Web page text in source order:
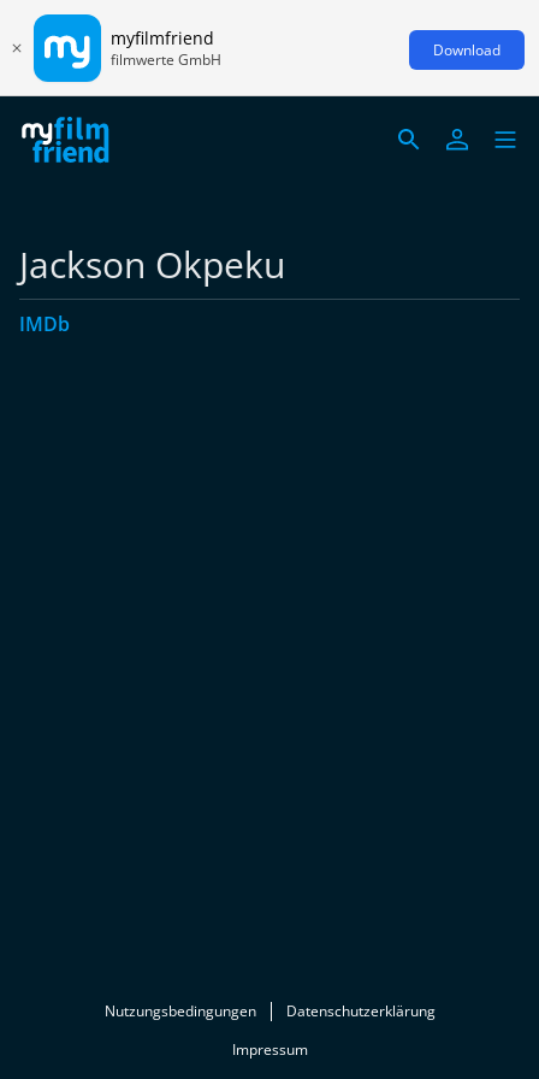
myfilmfriend
filmwerte GmbH Download
Jackson Okpeku
IMDb
Nutzungsbedingungen
Datenschutzerklärung
Impressum